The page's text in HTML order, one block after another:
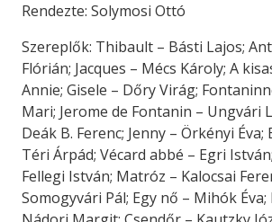
Rendezte: Solymosi Ottó
Szereplők: Thibault – Básti Lajos;
Flórián; Jacques – Mécs Károly; A
Annie; Gisele – Dőry Virág;
Mari; Jerome de Fontanin – Ungvári
Deák B. Ferenc; Jenny – Örkényi
Téri Árpád; Vécard abbé – Egri
Fellegi István; Matróz – Kalocsai
Somogyvári Pál; Egy nő – Mihók